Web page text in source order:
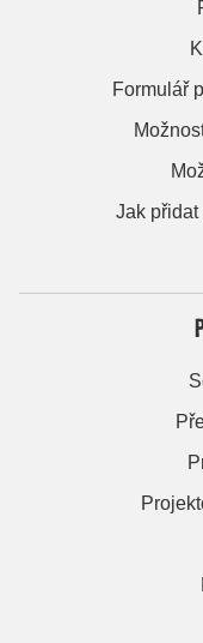
Formulář
Jak